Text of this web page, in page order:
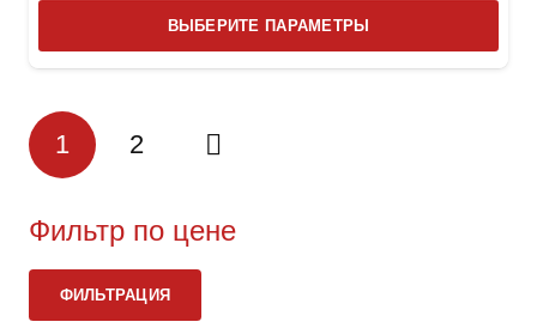
ВЫБЕРИТЕ ПАРАМЕТРЫ
товар
1 2
Фильтр по цене
ФИЛЬТРАЦИЯ